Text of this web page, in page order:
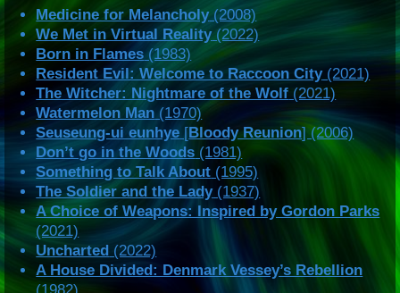
Medicine for Melancholy(2008)
We Met in Virtual Reality(2022)
Born in Flames(1983)
Resident Evil: Welcome to Raccoon City(2021)
The Witcher: Nightmare of the Wolf (2021)
Watermelon Man (1970)
Seuseung-ui eunhye [Bloody Reunion] (2006)
Don’t go in the Woods (1981)
Something to Talk About (1995)
The Soldier and the Lady(1937)
A Choice of Weapons: Inspired by Gordon Parks
(2021)
Uncharted (2022)
A House Divided: Denmark Vessey’s Rebellion
(1982)